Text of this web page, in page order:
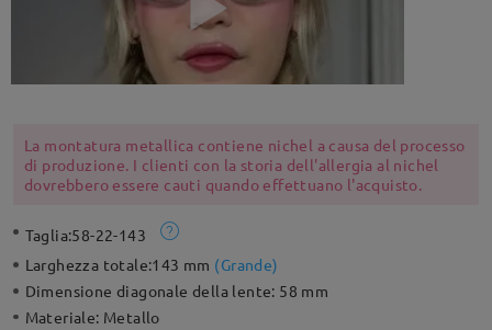
La montatura metallica contiene nichel a causa del processo
di produzione. I clienti con la storia dell'allergia al nichel
dovrebbero essere cauti quando effettuano l'acquisto.
Taglia:58-22-143
Larghezza totale:143 mm (Grande)
Dimensione diagonale della lente: 58 mm
Materiale: Metallo